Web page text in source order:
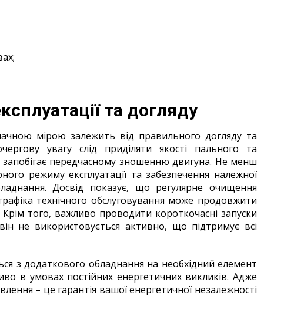
та догляду
мірою залежить від правильного догляду та
увагу слід приділяти якості пального та
запобігає передчасному зношенню двигуна. Не менш
режиму експлуатації та забезпечення належної
Досвід показує, що регулярне очищення
технічного обслуговування може продовжити
того, важливо проводити короткочасні запуски
не використовується активно, що підтримує всі
з додаткового обладнання на необхідний елемент
в умовах постійних енергетичних викликів. Адже
– це гарантія вашої енергетичної незалежності